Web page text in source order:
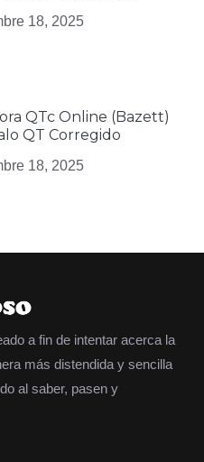
18, 2025
QTc Online (Bazett)
QT Corregido
18, 2025
a fin de intentar acerca la
más distendida y sencilla
al saber, pasen y